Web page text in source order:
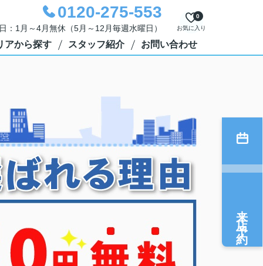
0120-275-553
1月～4月無休（5月～12月毎週水曜日） お気に入り
0
アから探す スタッフ紹介 お問い合わせ
来店予約